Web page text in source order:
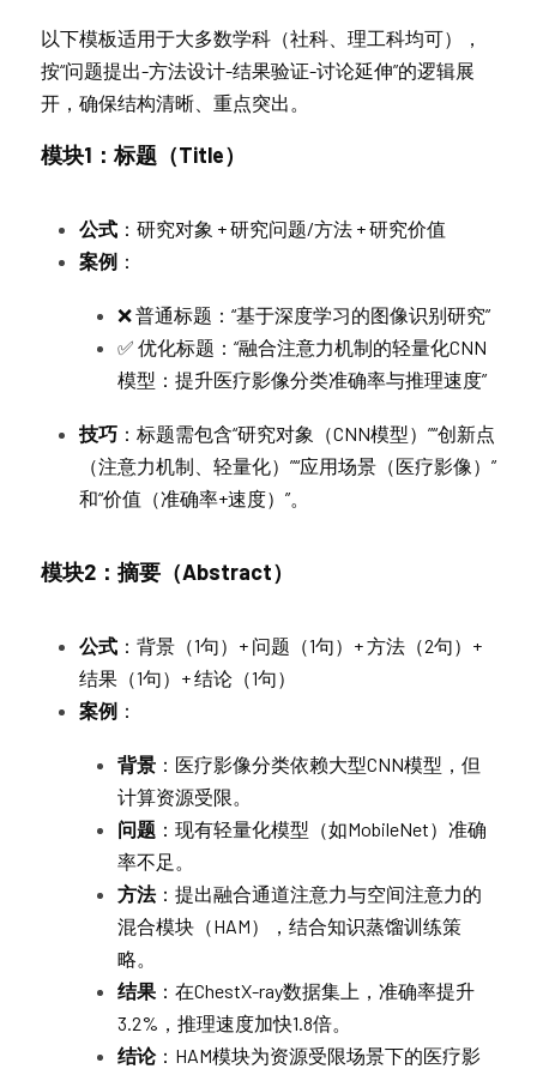
以下模板适用于大多数学科（社科、理工科均可），
按“问题提出-方法设计-结果验证-讨论延伸”的逻辑展
开，确保结构清晰、重点突出。
模块1：标题（Title）
公式 ：研究对象 + 研究问题/方法 + 研究价值
案例 ：
❌ 普通标题：“基于深度学习的图像识别研究”
✅ 优化标题：“融合注意力机制的轻量化CNN
模型：提升医疗影像分类准确率与推理速度”
技巧 ：标题需包含“研究对象（CNN模型）”“创新点
（注意力机制、轻量化）”“应用场景（医疗影像）”
和“价值（准确率+速度）”。
模块2：摘要（Abstract）
公式 ：背景（1句）+ 问题（1句）+ 方法（2句）+
结果（1句）+ 结论（1句）
案例 ：
背景 ：医疗影像分类依赖大型CNN模型，但
计算资源受限。
问题 ：现有轻量化模型（如MobileNet）准确
率不足。
方法：提出融合通道注意力与空间注意力的
混合模块（HAM），结合知识蒸馏训练策
略。
结果 ：在ChestX-ray数据集上，准确率提升
3.2%，推理速度加快1.8倍。
结论：HAM模块为资源受限场景下的医疗影